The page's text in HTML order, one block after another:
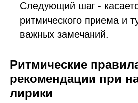
Следующий шаг -
ритмического приема и
важных замечаний.
Ритмические
рекомендации при
лирики